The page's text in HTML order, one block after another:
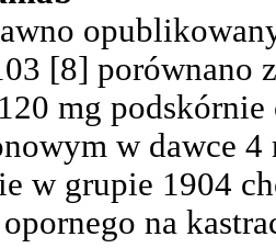
[8] porównano
mg
w dawce
w grupie 1904
opornego na